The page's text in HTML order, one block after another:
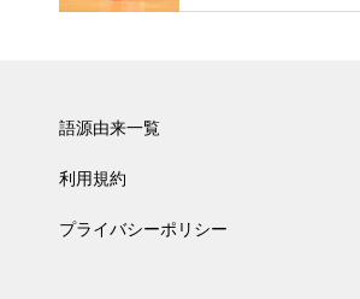
語源由来一覧
利用規約
プライバシーポリシー